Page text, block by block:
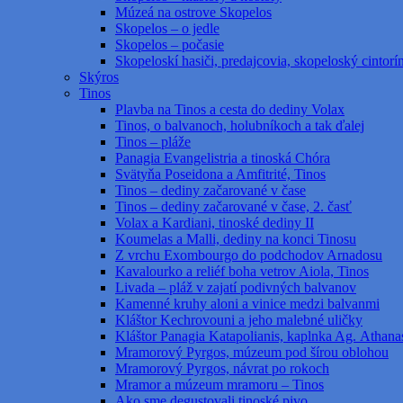
Múzeá na ostrove Skopelos
Skopelos – o jedle
Skopelos – počasie
Skopeloskí hasiči, predajcovia, skopeloský cintorín
Skýros
Tinos
Plavba na Tinos a cesta do dediny Volax
Tinos, o balvanoch, holubníkoch a tak ďalej
Tinos – pláže
Panagia Evangelistria a tinoská Chóra
Svätyňa Poseidona a Amfitrité, Tinos
Tinos – dediny začarované v čase
Tinos – dediny začarované v čase, 2. časť
Volax a Kardiani, tinoské dediny II
Koumelas a Malli, dediny na konci Tinosu
Z vrchu Exombourgo do podchodov Arnadosu
Kavalourko a reliéf boha vetrov Aiola, Tinos
Livada – pláž v zajatí podivných balvanov
Kamenné kruhy aloni a vinice medzi balvanmi
Kláštor Kechrovouni a jeho malebné uličky
Kláštor Panagia Katapolianis, kaplnka Ag.
Mramorový Pyrgos, múzeum pod šírou oblohou
Mramorový Pyrgos, návrat po rokoch
Mramor a múzeum mramoru – Tinos